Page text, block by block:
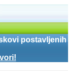
postavljenih